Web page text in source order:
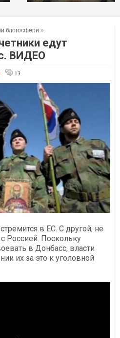
блогосфери »
едут
ВИДЕО
13
в ЕС. С другой, не
Россией. Поскольку
в Донбасс, власти
их за это к уголовной